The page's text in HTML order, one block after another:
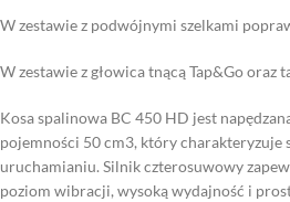
W zestawie z podwójnymi szelkami
W zestawie z głowica tnącą Tap&Go oraz
Kosa spalinowa BC 450 HD jest
pojemności 50 cm3, który charakteryzuje
uruchamianiu. Silnik czterosuwowy
poziom wibracji, wysoką wydajność i